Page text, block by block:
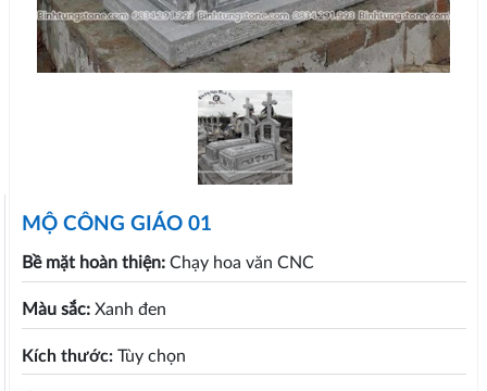
MỘ CÔNG GIÁO 01
Bề mặt hoàn thiện: Chạy hoa văn CNC
Màu sắc: Xanh đen
Kích thước: Tùy chọn